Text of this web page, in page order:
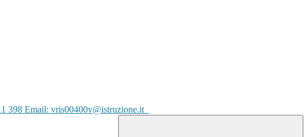
398 Email: vris00400v@istruzione.it